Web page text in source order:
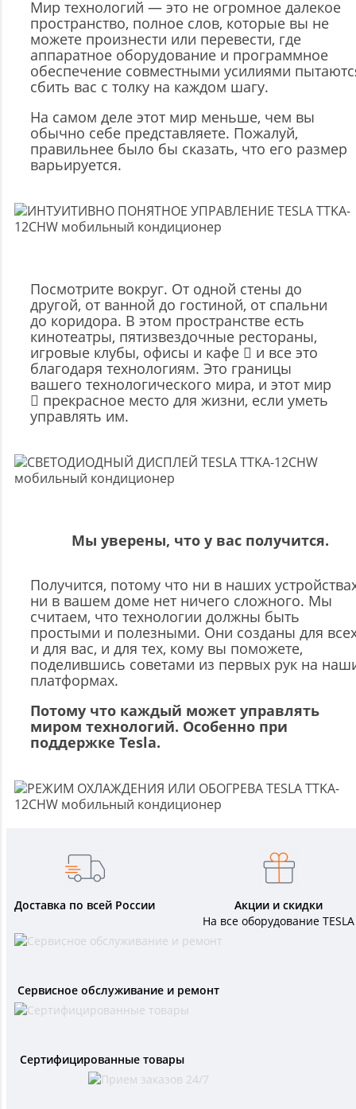
Мир технологий — это не огромное далекое
пространство, полное слов, которые вы не
можете произнести или перевести, где
аппаратное оборудование и программное
обеспечение совместными усилиями
сбить вас с толку на каждом шагу.
На самом деле этот мир меньше, чем вы
обычно себе представляете. Пожалуй,
правильнее было бы сказать, что его размер
варьируется.
Посмотрите вокруг. От одной стены до
другой, от ванной до гостиной, от спальни
до коридора. В этом пространстве есть
кинотеатры, пятизвездочные рестораны,
игровые клубы, офисы и кафе  и все это
благодаря технологиям. Это границы
вашего технологического мира, и этот мир
 прекрасное место для жизни, если уметь
управлять им.
Мы уверены, что у вас получится.
Получится, потому что ни в наших
ни в вашем доме нет ничего сложного. Мы
считаем, что технологии должны быть
простыми и полезными. Они созданы для
и для вас, и для тех, кому вы поможете,
поделившись советами из первых рук на
платформах.
Потому что каждый может управлять
миром технологий. Особенно при
поддержке Tesla.
Доставка по всей России
Акции и скидки
На все оборудование TESLA
Сервисное обслуживание и ремонт
Сертифицированные товары